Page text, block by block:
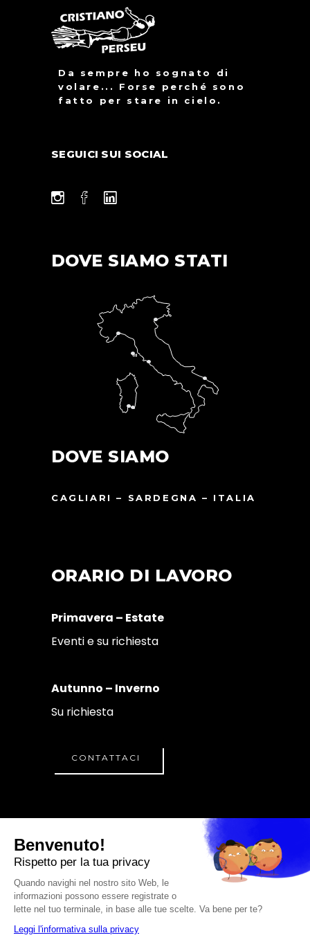
Da sempre ho sognato di
volare... Forse perché sono
fatto per stare in cielo.
SEGUICI SUI SOCIAL
DOVE SIAMO STATI
DOVE SIAMO
CAGLIARI – SARDEGNA – ITALIA
ORARIO DI LAVORO
Primavera – Estate
Eventi e su richiesta
Autunno – Inverno
Su richiesta
CONTATTACI
PERSEU ACADEMY